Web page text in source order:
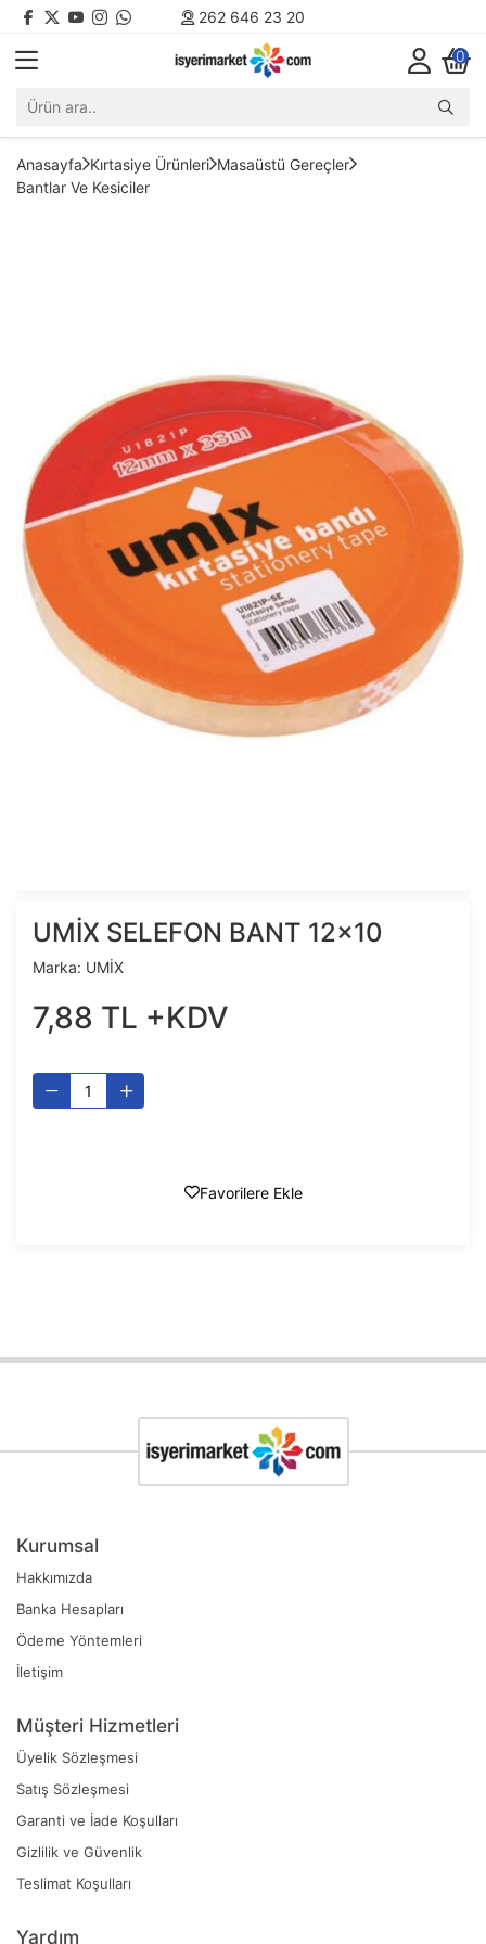
262 646 23 20
0
Anasayfa Kırtasiye Ürünleri Masaüstü Gereçler
Bantlar Ve Kesiciler
UMİX SELEFON BANT 12x10
Marka: UMİX
7,88 TL +KDV
Favorilere Ekle
Kurumsal
Hakkımızda
Banka Hesapları
Ödeme Yöntemleri
İletişim
Müşteri Hizmetleri
Üyelik Sözleşmesi
Satış Sözleşmesi
Garanti ve İade Koşulları
Gizlilik ve Güvenlik
Teslimat Koşulları
Yardım